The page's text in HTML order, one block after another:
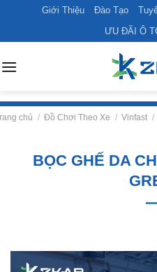
content
Giới Thiệu Đào Tạo
ƯU ĐÃI Ô
chủ / Đồ Chơi Theo Xe / Vinfast /
BỌC GHẾ DA